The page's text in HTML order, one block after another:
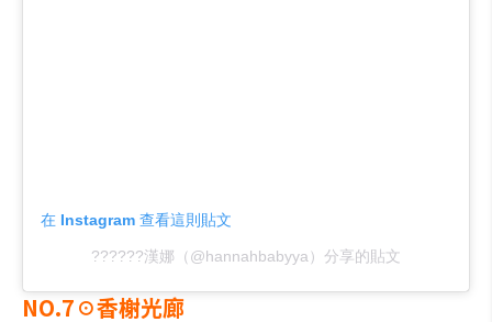
在 Instagram 查看這則貼文
??????漢娜（@hannahbabyya）分享的貼文
NO.7☉香榭光廊